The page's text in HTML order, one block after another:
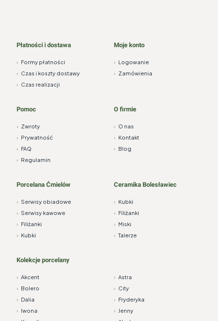
Płatności i dostawa
› Formy płatności
› Czas i koszty dostawy
› Czas realizacji
Moje konto
› Logowanie
› Zamówienia
Pomoc
› Zwroty
› Prywatność
› FAQ
› Regulamin
O firmie
› O nas
› Kontakt
› Blog
Porcelana Ćmielów
› Serwisy obiadowe
› Serwisy kawowe
› Filiżanki
› Kubki
Ceramika Bolesławiec
› Kubki
› Filiżanki
› Miski
› Talerze
Kolekcje porcelany
› Akcent › Astra
› Bolero › City
› Dalia › Fryderyka
› Iwona › Jenny